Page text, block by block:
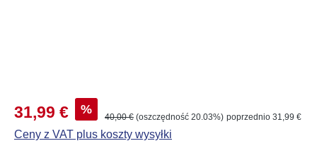
Cena sprzedaży:
31,99 € % Cena regularna:
40,00 € (oszczędność 20.03%) poprzednio 31,99 €
Ceny z VAT plus koszty wysyłki